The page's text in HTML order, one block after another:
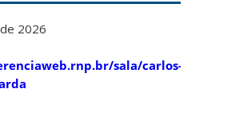
2026
sala/carlos-